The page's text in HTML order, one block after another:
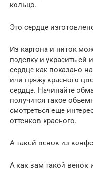
кольцо.
Это сердце
Из картона и ниток
поделку и украсить ей
сердце как показано
или пряжу красного
сердце. Начинайте
получится такое
смотреться еще
оттенков красного.
А такой венок из
А как вам такой венок